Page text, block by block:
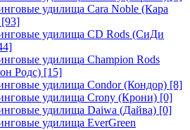
удилища Cara Noble (Кара
[93]
удилища CD Rods (СиДи
удилища Champion Rods
Родс) [15]
удилища Condor (Кондор) [8]
удилища Crony (Крони) [0]
удилища Daiwa (Дайва) [0]
удилища EverGreen